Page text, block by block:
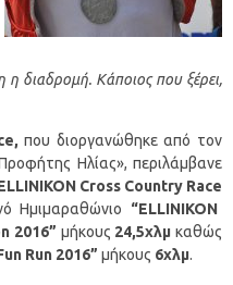
διαδρομή. Κάποιος που ξέρει,
που διοργανώθηκε από τον
Ηλίας», περιλάμβανε
Cross Country Race
Ημιμαραθώνιο “ELLINIKON
2016” μήκους 24,5χλμ καθώς
Run 2016” μήκους 6χλμ.